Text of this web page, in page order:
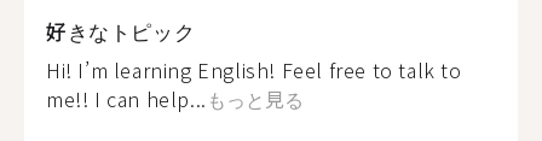
好きなトピック
Hi! I’m learning English! Feel free to talk to
me!! I can help... もっと見る